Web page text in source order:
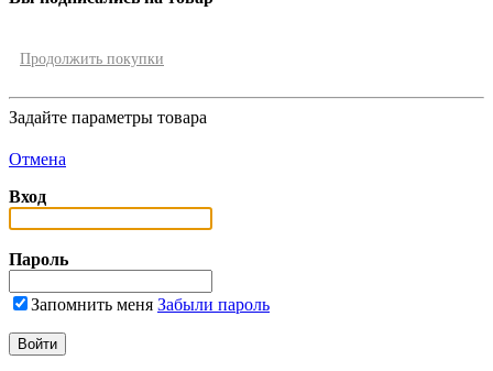
Продолжить покупки
Задайте параметры товара
Отмена
Вход
Пароль
Запомнить меня Забыли пароль